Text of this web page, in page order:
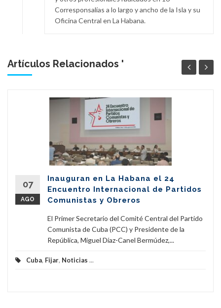
Corresponsalías a lo largo y ancho de la Isla y su
Oficina Central en La Habana.
Artículos Relacionados '
07
AGO
Inauguran en La Habana el 24
Encuentro Internacional de Partidos
Comunistas y Obreros
El Primer Secretario del Comité Central del Partido
Comunista de Cuba (PCC) y Presidente de la
República, Miguel Díaz-Canel Bermúdez,...
Cuba, Fijar, Noticias ...